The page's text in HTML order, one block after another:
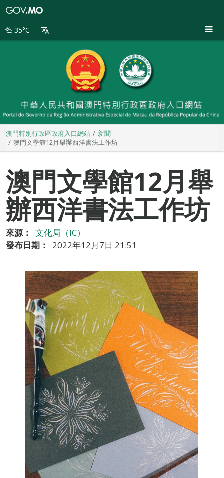
別
35°C
澳門特別行政區政府入口網站
新聞
澳門文學館12月舉辦西洋書法工作坊
澳門文學館12月舉
辦西洋書法工作坊
來源：
文化局（IC）
發布日期：
2022年12月7日 21:51